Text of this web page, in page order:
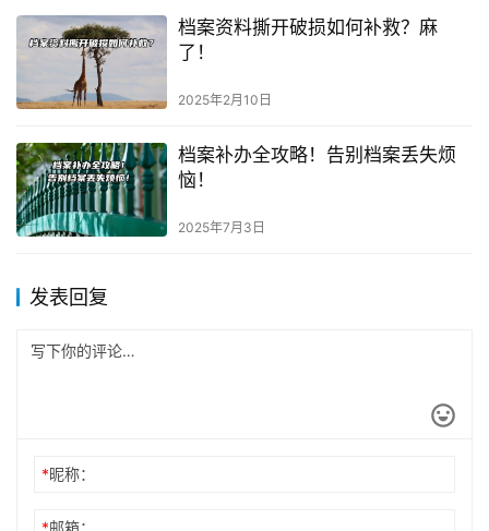
档案资料撕开破损如何补救？麻
了！
2025年2月10日
档案补办全攻略！告别档案丢失烦
恼！
2025年7月3日
发表回复
*昵称：
*邮箱：